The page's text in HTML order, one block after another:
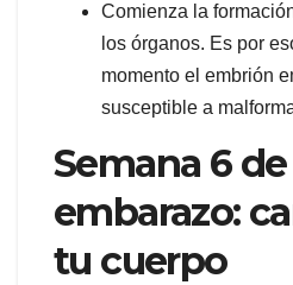
Comienza la
los órganos. Es por
momento el embrión
susceptible a
Semana 6 de
embarazo:
tu cuerpo